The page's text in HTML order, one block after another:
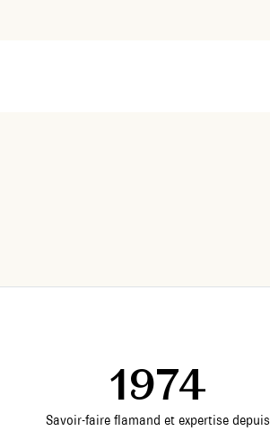
1974
Savoir-faire flamand et expertise depuis